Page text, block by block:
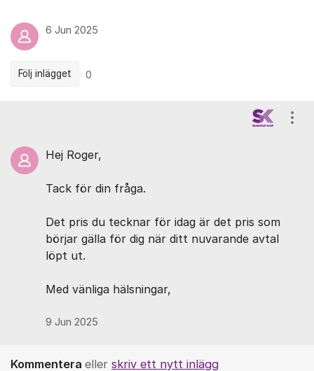
6 Jun 2025
Följ inlägget 0
Hej Roger,
Tack för din fråga.
Det pris du tecknar för idag är det pris som
börjar gälla för dig när ditt nuvarande avtal
löpt ut.
Med vänliga hälsningar,
9 Jun 2025
Kommentera eller skriv ett nytt inlägg